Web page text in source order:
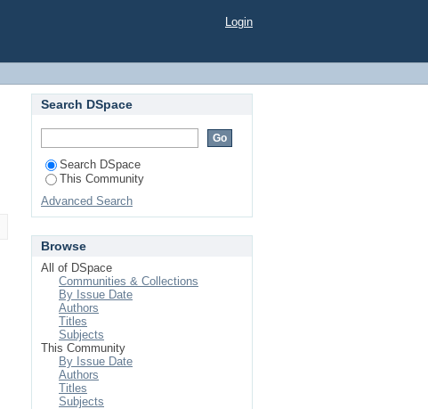
Login
Search DSpace
Search DSpace
This Community
Advanced Search
Browse
All of DSpace
Communities & Collections
By Issue Date
Authors
Titles
Subjects
This Community
By Issue Date
Authors
Titles
Subjects